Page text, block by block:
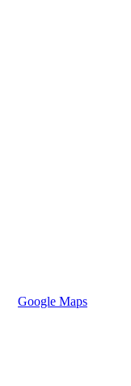
Google Maps